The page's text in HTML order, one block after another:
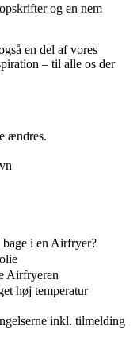
og en nem
en del af vores
– til alle os der
ændres.
bage i en Airfryer?
Airfryeren
høj temperatur
inkl. tilmelding